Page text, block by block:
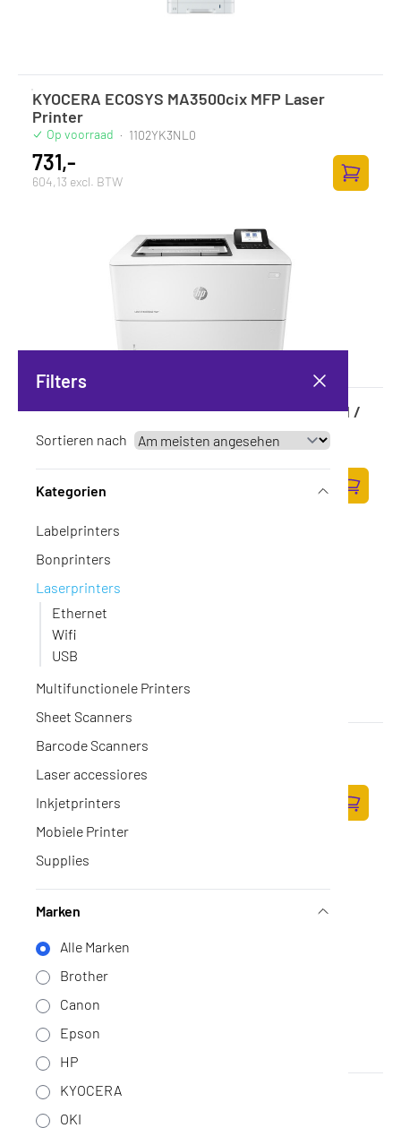
Filters
Sortieren nach
Kategorien
Labelprinters
Bonprinters
Laserprinters
Ethernet
Wifi
USB
Multifunctionele Printers
Sheet Scanners
Barcode Scanners
Laser accessiores
Inkjetprinters
Mobiele Printer
Supplies
Marken
Alle Marken
Brother
Canon
Epson
HP
KYOCERA
OKI
KYOCERA ECOSYS MA3500cix MFP Laser
Printer
Op voorraad · 1102YK3NL0
731,-
604,13 excl. BTW
Zum
HP LaserJet Enterprise M507dn MONO / LAN /
Op voorraad · 1PV87A
603,-
498,35 excl. BTW
Zum
KYOCERA ECOSYS M8124cidn MFP Printer
1.539,67 excl. BTW
Zum
HP LaserJet Enterprise M612dn Printer
Op voorraad